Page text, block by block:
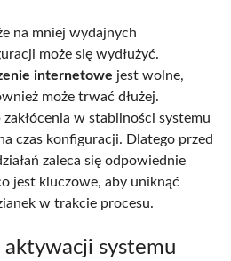
na mniej wydajnych
może się wydłużyć.
internetowe jest wolne,
może trwać dłużej.
w stabilności systemu
czas konfiguracji. Dlatego przed
zaleca się odpowiednie
jest kluczowe, aby uniknąć
w trakcie procesu.
systemu